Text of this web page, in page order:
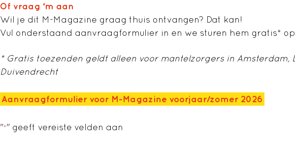
Of vraag ‘m aan
Wil je dit M-Magazine graag thuis ontvangen? Dat kan!
Vul onderstaand aanvraagformulier in en we sturen hem gratis*
* Gratis toezenden geldt alleen voor mantelzorgers in Amsterdam,
Duivendrecht
Aanvraagformulier voor M-Magazine voorjaar/zomer 2026
"*" geeft vereiste velden aan